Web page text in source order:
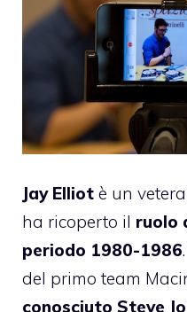
Jay Elliot è un
ha ricoperto il ruolo
periodo 1980-1986
del primo team
conosciuto Steve